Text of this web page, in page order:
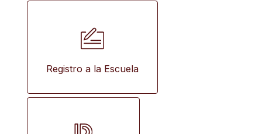
Registro a la Escuela